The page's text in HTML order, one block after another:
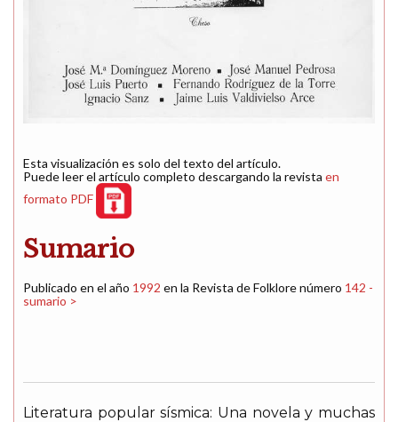
Esta visualización es solo del texto del artículo.
Puede leer el artículo completo descargando la revista en
formato PDF
Sumario
Publicado en el año 1992 en la Revista de Folklore número 142 -
sumario >
Literatura popular sísmica: Una novela y muchas